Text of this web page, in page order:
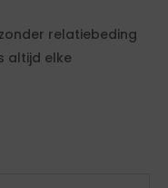
relatiebeding
altijd elke